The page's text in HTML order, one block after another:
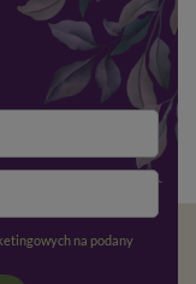
danych osobowych zgodnie z